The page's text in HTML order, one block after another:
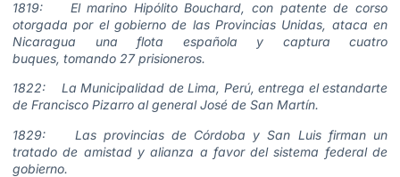
1819: El marino Hipólito Bouchard, con patente de corso
otorgada por el gobierno de las Provincias Unidas, ataca en
Nicaragua una flota española y captura cuatro
buques, tomando 27 prisioneros.
1822: La Municipalidad de Lima, Perú, entrega el estandarte
de Francisco Pizarro al general José de San Martín.
1829: Las provincias de Córdoba y San Luis firman un
tratado de amistad y alianza a favor del sistema federal de
gobierno.